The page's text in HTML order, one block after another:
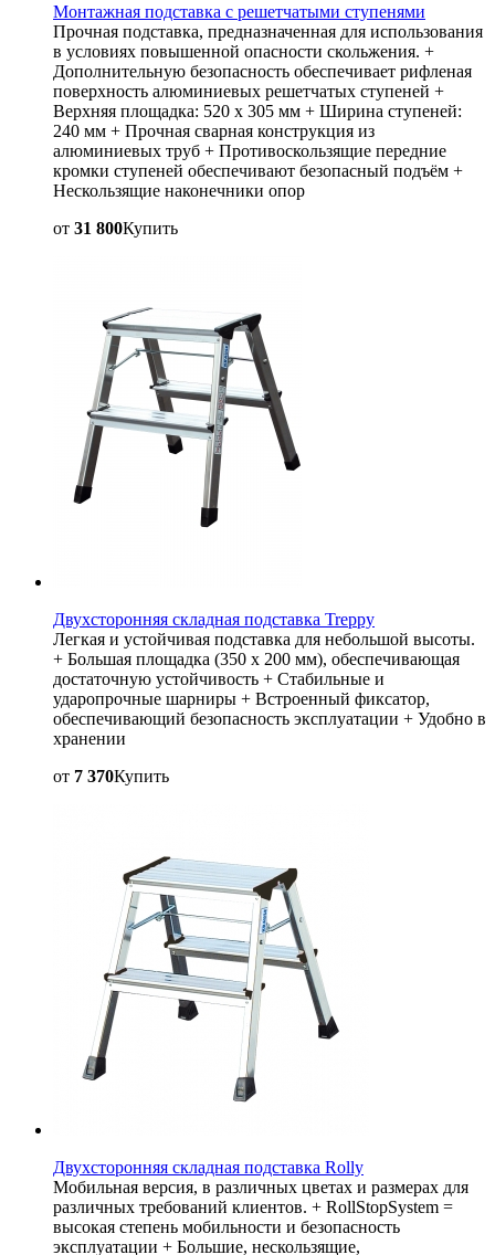
Монтажная подставка с решетчатыми ступенями
Прочная подставка, предназначенная для использования
в условиях повышенной опасности скольжения. +
Дополнительную безопасность обеспечивает рифленая
поверхность алюминиевых решетчатых ступеней +
Верхняя площадка: 520 x 305 мм + Ширина ступеней:
240 мм + Прочная сварная конструкция из
алюминиевых труб + Противоскользящие передние
кромки ступеней обеспечивают безопасный подъём +
Нескользящие наконечники опор
от 31 800Купить
Двухсторонняя складная подставка Treppy
Легкая и устойчивая подставка для небольшой высоты.
+ Большая площадка (350 x 200 мм), обеспечивающая
достаточную устойчивость + Стабильные и
ударопрочные шарниры + Встроенный фиксатор,
обеспечивающий безопасность эксплуатации + Удобно в
хранении
от 7 370Купить
Двухсторонняя складная подставка Rolly
Мобильная версия, в различных цветах и размерах для
различных требований клиентов. + RollStopSystem =
высокая степень мобильности и безопасность
эксплуатации + Большие, нескользящие,